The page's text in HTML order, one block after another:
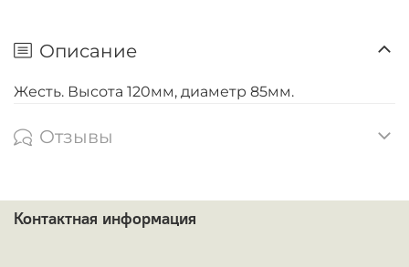
Описание
Жесть. Высота 120мм, диаметр 85мм.
Отзывы
Контактная информация